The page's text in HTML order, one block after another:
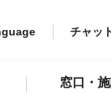
チャッ
窓口・